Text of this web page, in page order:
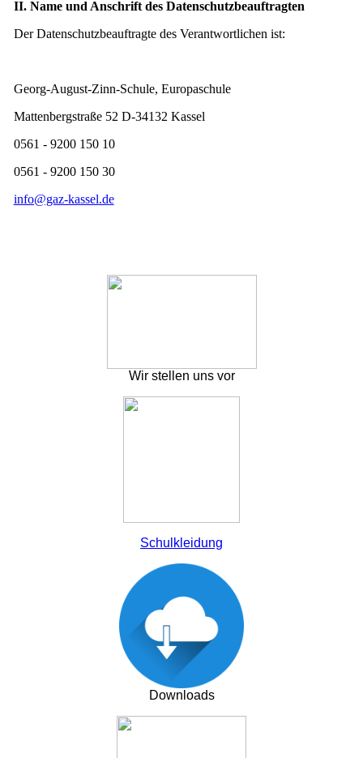
II. Name und Anschrift des Datenschutzbeauftragten
Der Datenschutzbeauftragte des Verantwortlichen ist:
Georg-August-Zinn-Schule, Europaschule
Mattenbergstraße 52 D-34132 Kassel
0561 - 9200 150 10
0561 - 9200 150 30
info@gaz-kassel.de
Wir stellen uns vor
Schulkleidung
Downloads